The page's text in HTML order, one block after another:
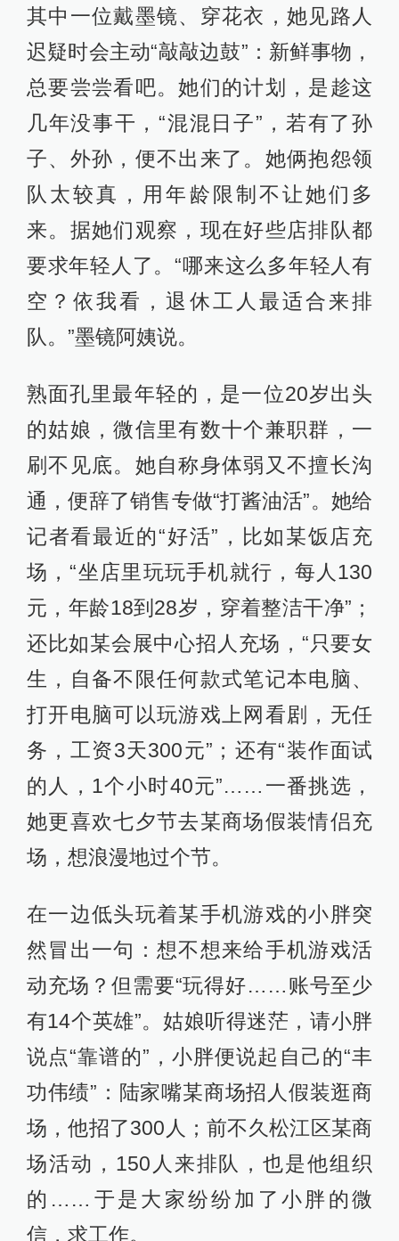
其中一位戴墨镜、穿花衣，她见路人
迟疑时会主动“敲敲边鼓”：新鲜事物，
总要尝尝看吧。她们的计划，是趁这
几年没事干，“混混日子”，若有了孙
子、外孙，便不出来了。她俩抱怨领
队太较真，用年龄限制不让她们多
来。据她们观察，现在好些店排队都
要求年轻人了。“哪来这么多年轻人有
空？依我看，退休工人最适合来排
队。”墨镜阿姨说。
熟面孔里最年轻的，是一位20岁出头
的姑娘，微信里有数十个兼职群，一
刷不见底。她自称身体弱又不擅长沟
通，便辞了销售专做“打酱油活”。她给
记者看最近的“好活”，比如某饭店充
场，“坐店里玩玩手机就行，每人130
元，年龄18到28岁，穿着整洁干净”；
还比如某会展中心招人充场，“只要女
生，自备不限任何款式笔记本电脑、
打开电脑可以玩游戏上网看剧，无任
务，工资3天300元”；还有“装作面试
的人，1个小时40元”……一番挑选，
她更喜欢七夕节去某商场假装情侣充
场，想浪漫地过个节。
在一边低头玩着某手机游戏的小胖突
然冒出一句：想不想来给手机游戏活
动充场？但需要“玩得好……账号至少
有14个英雄”。姑娘听得迷茫，请小胖
说点“靠谱的”，小胖便说起自己的“丰
功伟绩”：陆家嘴某商场招人假装逛商
场，他招了300人；前不久松江区某商
场活动，150人来排队，也是他组织
的……于是大家纷纷加了小胖的微
信，求工作。